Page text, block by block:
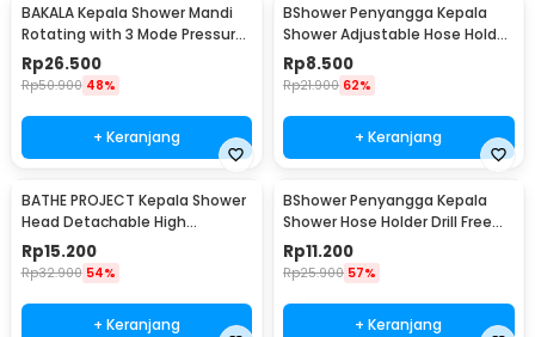
BAKALA Kepala Shower Mandi
Rotating with 3 Mode Pressure
- BR-2223
Rp26.500
Rp50.900 48%
+ Keranjang
BShower Penyangga Kepala
Shower Adjustable Hose Holder
1/2 Inch - BR-201
Rp8.500
Rp21.900 62%
+ Keranjang
BATHE PROJECT Kepala Shower
Head Detachable High
Pressure Water Saving - BR-
230
Rp15.200
Rp32.900 54%
+ Keranjang
BShower Penyangga Kepala
Shower Hose Holder Drill Free
Selang 1/2 Inch - A-0081
Rp11.200
Rp25.900 57%
+ Keranjang